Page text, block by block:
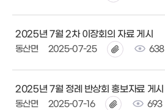
2025년 7월 2차 이장회의 자료 게시
동산면 2025-07-25 638
2025년 7월 정례 반상회 홍보자료 게시
동산면 2025-07-16 693